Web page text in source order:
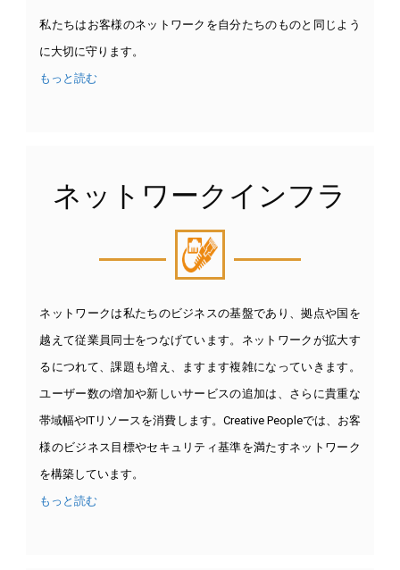
私たちはお客様のネットワークを自分たちのものと同じよう
に大切に守ります。
もっと読む
ネットワークインフラ
ネットワークは私たちのビジネスの基盤であり、拠点や国を
越えて従業員同士をつなげています。ネットワークが拡大す
るにつれて、課題も増え、ますます複雑になっていきます。
ユーザー数の増加や新しいサービスの追加は、さらに貴重な
帯域幅やITリソースを消費します。Creative Peopleでは、お客
様のビジネス目標やセキュリティ基準を満たすネットワーク
を構築しています。
もっと読む